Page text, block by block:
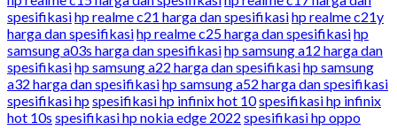
spesifikasihp realme c21 harga dan spesifikasihp realme c21y
harga dan spesifikasihp realme c25 harga dan spesifikasihp
samsung a03s harga dan spesifikasihp samsung a12 harga dan
spesifikasihp samsung a22 harga dan spesifikasihp samsung
a32 harga dan spesifikasihp samsung a52 harga dan spesifikasi
spesifikasi hpspesifikasi hp infinix hot 10spesifikasi hp infinix
hot 10s spesifikasi hp nokia edge 2022 spesifikasi hp oppo